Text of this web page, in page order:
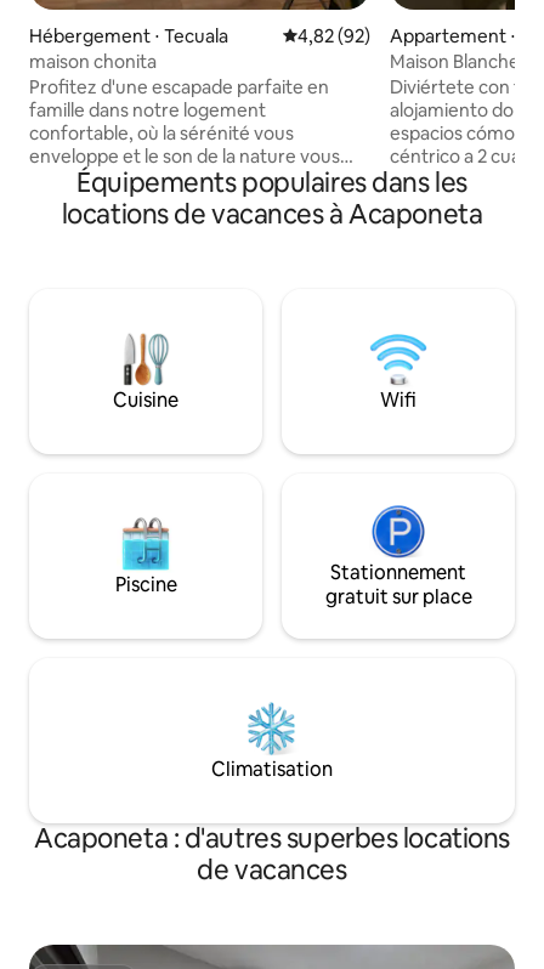
Hébergement ⋅ Tecuala Évaluation moyenne sur la
4,82 (92)
maison chonita
Profitez d'une escapade parfaite en
famille dans notre logement
confortable, où la sérénité vous
enveloppe et le son de la nature vous
invite à vous détendre. Rafraîchissez-
vous dans notre piscine privée et créez
des souvenirs inoubliables dans un
Appartement ⋅
Maison Blanche
Diviértete con
alojamiento
espacios
céntrico a 2
a una cuadra del
nuestra señora
farmacias, Oxxo
Équipements populaires dans les
locations de vacances à Acaponeta
Cuisine Wifi
Piscine
Stationnement
gratuit sur place
Climatisation
Acaponeta : d'autres superbes locations
de vacances